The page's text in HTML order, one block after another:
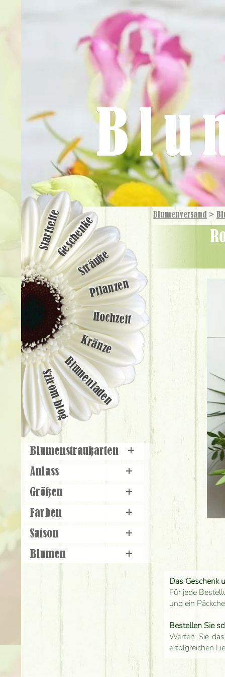
Blumenversand >
Rose und Tulpe hoch Bouquet mit Plüsch Herz (25 Stämme) -
Das Geschenk
Für jede
und ein
Bestellen Sie
Werfen Sie
erfolgreichen
StartseiteGeschenke
Sträuße
Pflanzen
Hochzeit
Kränze
Blumenladen
Szirom blog
Blumenstraußarten
+
Anlass
+
Größen
+
Farben
+
Saison
+
Blumen
+